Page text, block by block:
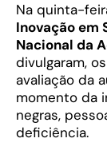
Na quinta-
Inovação em
Nacional da
divulgaram,
avaliação da
momento da
negras,
deficiência.